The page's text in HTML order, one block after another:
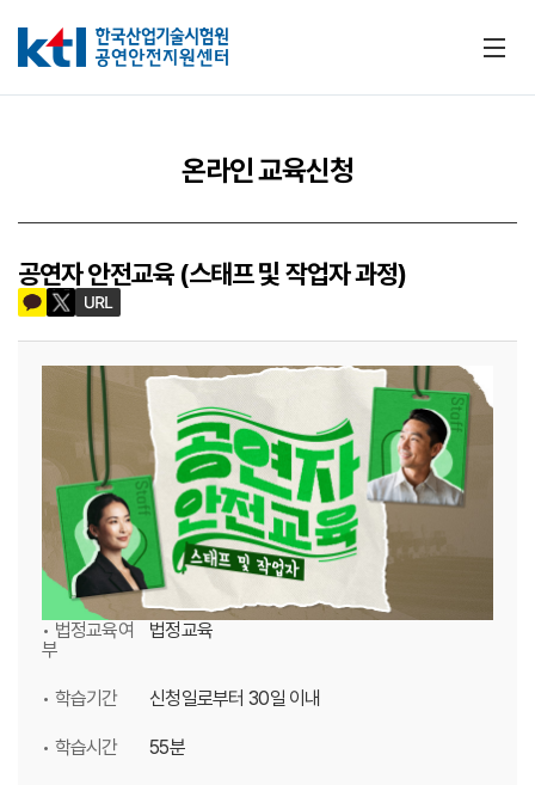
메뉴
온라인 교육신청
공연자 안전교육 (스태프 및 작업자 과정)
카카오톡 공유하기
트위터 공유하기
URL 공유하기
• 법정교육여
부
법정교육
• 학습기간 신청일로부터 30일 이내
• 학습시간 55분